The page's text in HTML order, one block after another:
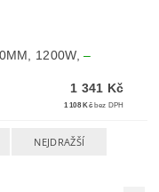
1200W,–
1 341 Kč
1 108 Kč bez DPH
NEJDRAŽŠÍ